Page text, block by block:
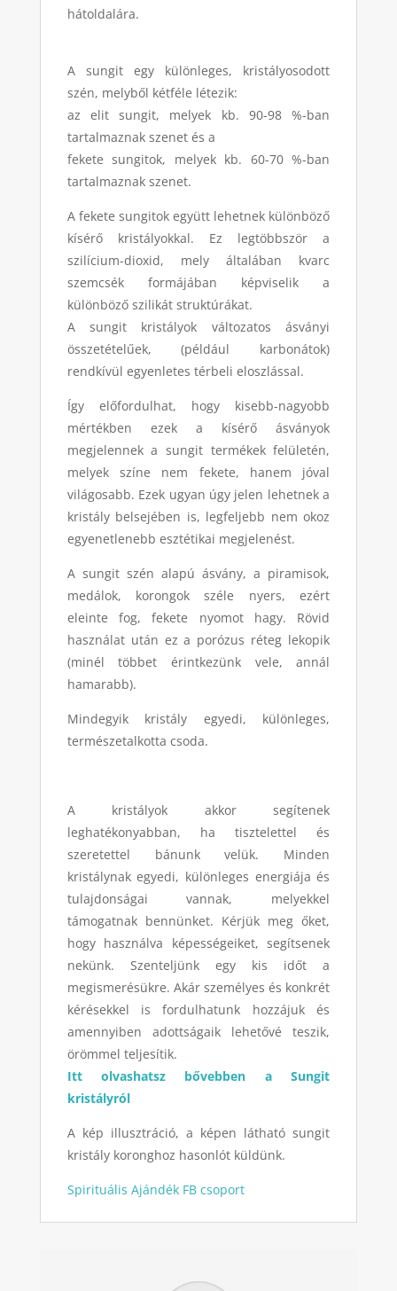
hátoldalára.
A sungit egy különleges, kristályosodott
szén, melyből kétféle létezik:
az elit sungit, melyek kb. 90-98 %-ban
tartalmaznak szenet és a
fekete sungitok, melyek kb. 60-70 %-ban
tartalmaznak szenet.
A fekete sungitok együtt lehetnek különböző
kísérő kristályokkal. Ez legtöbbször a
szilícium-dioxid, mely általában kvarc
szemcsék formájában képviselik a
különböző szilikát struktúrákat.
A sungit kristályok változatos ásványi
összetételűek, (például karbonátok)
rendkívül egyenletes térbeli eloszlással.
Így előfordulhat, hogy kisebb-nagyobb
mértékben ezek a kísérő ásványok
megjelennek a sungit termékek felületén,
melyek színe nem fekete, hanem jóval
világosabb. Ezek ugyan úgy jelen lehetnek a
kristály belsejében is, legfeljebb nem okoz
egyenetlenebb esztétikai megjelenést.
A sungit szén alapú ásvány, a piramisok,
medálok, korongok széle nyers, ezért
eleinte fog, fekete nyomot hagy. Rövid
használat után ez a porózus réteg lekopik
(minél többet érintkezünk vele, annál
hamarabb).
Mindegyik kristály egyedi, különleges,
természetalkotta csoda.
A kristályok akkor segítenek
leghatékonyabban, ha tisztelettel és
szeretettel bánunk velük. Minden
kristálynak egyedi, különleges energiája és
tulajdonságai vannak, melyekkel
támogatnak bennünket. Kérjük meg őket,
hogy használva képességeiket, segítsenek
nekünk. Szenteljünk egy kis időt a
megismerésükre. Akár személyes és konkrét
kérésekkel is fordulhatunk hozzájuk és
amennyiben adottságaik lehetővé teszik,
örömmel teljesítik.
Itt olvashatsz bővebben a Sungit
kristályról
A kép illusztráció, a képen látható sungit
kristály koronghoz hasonlót küldünk.
Spirituális Ajándék FB csoport